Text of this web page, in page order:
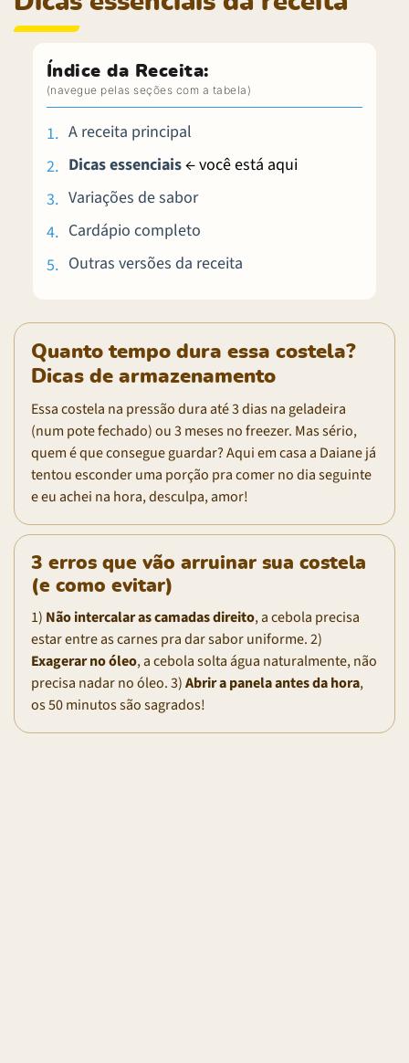
Índice da Receita:
A receita principal
Dicas essenciais← você está aqui
Variações de sabor
Cardápio completo
Outras versões da receita
Quanto tempo dura essa costela?
Dicas de armazenamento
Essa costela na pressão dura até 3 dias na geladeira
(num pote fechado) ou 3 meses no freezer. Mas sério,
quem é que consegue guardar? Aqui em casa a Daiane já
tentou esconder uma porção pra comer no dia seguinte
e eu achei na hora, desculpa, amor!
3 erros que vão arruinar sua costela
(e como evitar)
1) Não intercalar as camadas direito, a cebola precisa
estar entre as carnes pra dar sabor uniforme. 2)
Exagerar no óleo, a cebola solta água naturalmente, não
precisa nadar no óleo. 3)Abrir a panela antes da hora,
os 50 minutos são sagrados!